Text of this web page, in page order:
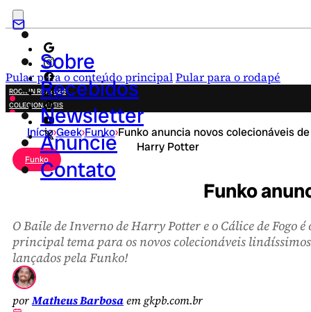
Pular para o conteúdo principalPular para o rodapé
Sobre
Recebidos
Newsletter
Anuncie
Contato
ROCK IN RIO 2026
COLECIONÁVEIS
FESTA JUNINA
NOVIDADES
CAMPANHAS CRIATIVAS
Início›Geek›Funko›Funko anuncia novos colecionáveis de
Harry Potter
Funko
Funko
O Baile de Inverno de Harry Potter e o Cálice de Fogo é
principal tema para os novos colecionáveis lindíssimos
lançados pela Funko!
porMatheus Barbosaem gkpb.com.br